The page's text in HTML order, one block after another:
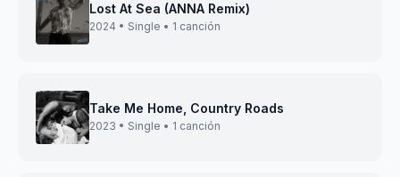
Lost At Sea (ANNA Remix)
2024 • Single • 1 canción
Take Me Home, Country Roads
2023 • Single • 1 canción